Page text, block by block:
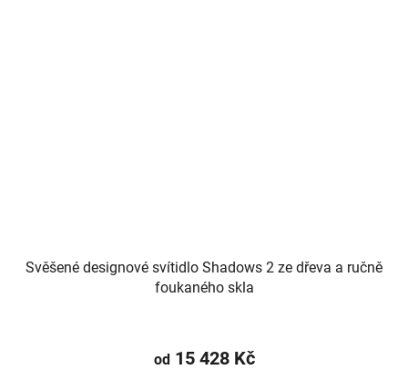
Svěšené designové svítidlo Shadows 2 ze dřeva a ručně
foukaného skla
od15 428 Kč